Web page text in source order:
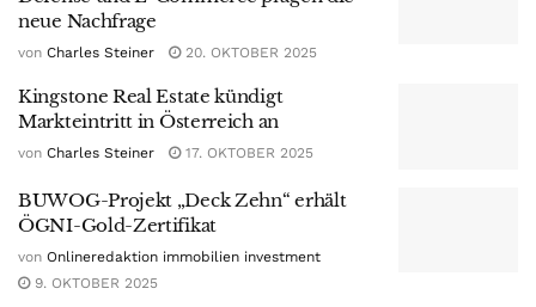
neue Nachfrage
von Charles Steiner 20. OKTOBER 2025
Kingstone Real Estate kündigt
Markteintritt in Österreich an
von Charles Steiner 17. OKTOBER 2025
BUWOG-Projekt „Deck Zehn“ erhält
ÖGNI-Gold-Zertifikat
von Onlineredaktion immobilien investment
9. OKTOBER 2025